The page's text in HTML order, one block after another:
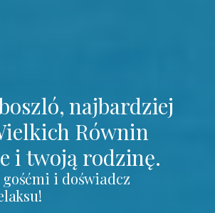
najbardziej
Równin
i twoją rodzinę.
i doświadcz